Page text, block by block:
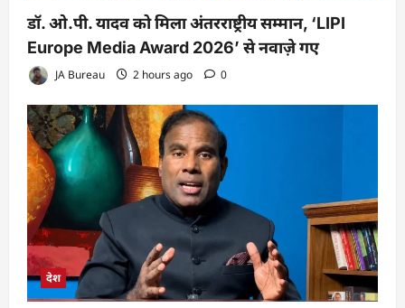
डॉ. ओ.पी. यादव को मिला अंतरराष्ट्रीय सम्मान, ‘LIPI
Europe Media Award 2026’ से नवाज़े गए
JA Bureau 2 hours ago 0
देश